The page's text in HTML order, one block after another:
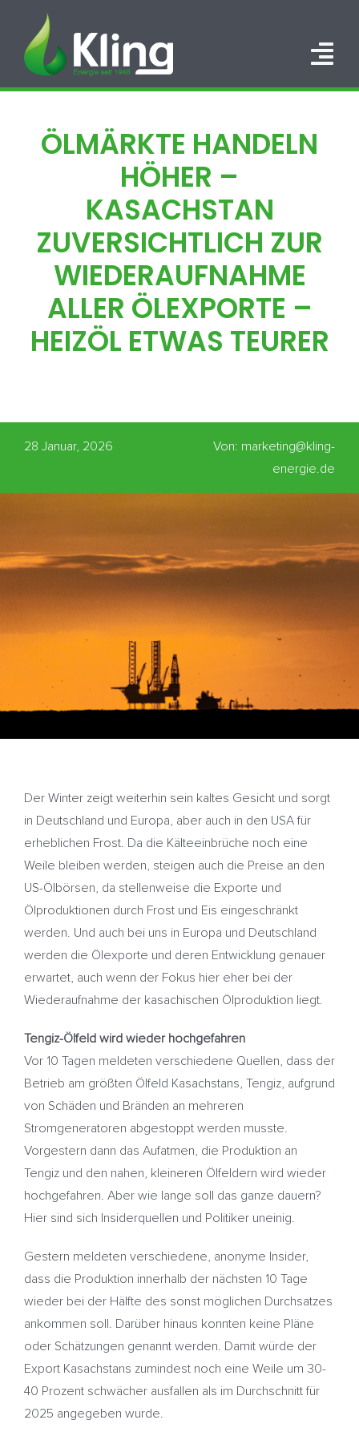
springen
PORTFOLIO
KARRIERE
KONTAKT
ÖLMÄRKTE HANDELN
HÖHER –
KASACHSTAN
ZUVERSICHTLICH ZUR
WIEDERAUFNAHME
ALLER ÖLEXPORTE –
HEIZÖL ETWAS TEURER
28 Januar, 2026
Von: marketing@kling-
energie.de
Der Winter zeigt weiterhin sein kaltes Gesicht und sorgt
in Deutschland und Europa, aber auch in den USA für
erheblichen Frost. Da die Kälteeinbrüche noch eine
Weile bleiben werden, steigen auch die Preise an den
US-Ölbörsen, da stellenweise die Exporte und
Ölproduktionen durch Frost und Eis eingeschränkt
werden. Und auch bei uns in Europa und Deutschland
werden die Ölexporte und deren Entwicklung genauer
erwartet, auch wenn der Fokus hier eher bei der
Wiederaufnahme der kasachischen Ölproduktion liegt.
Tengiz-Ölfeld wird wieder hochgefahren
Vor 10 Tagen meldeten verschiedene Quellen, dass der
Betrieb am größten Ölfeld Kasachstans, Tengiz, aufgrund
von Schäden und Bränden an mehreren
Stromgeneratoren abgestoppt werden musste.
Vorgestern dann das Aufatmen, die Produktion an
Tengiz und den nahen, kleineren Ölfeldern wird wieder
hochgefahren. Aber wie lange soll das ganze dauern?
Hier sind sich Insiderquellen und Politiker uneinig.
Gestern meldeten verschiedene, anonyme Insider,
dass die Produktion innerhalb der nächsten 10 Tage
wieder bei der Hälfte des sonst möglichen Durchsatzes
ankommen soll. Darüber hinaus konnten keine Pläne
oder Schätzungen genannt werden. Damit würde der
Export Kasachstans zumindest noch eine Weile um 30-
40 Prozent schwächer ausfallen als im Durchschnitt für
2025 angegeben wurde.